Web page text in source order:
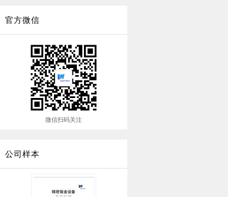
官方微信
微信扫码关注
公司样本